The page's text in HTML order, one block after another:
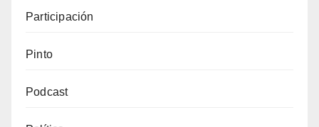
Participación
Pinto
Podcast